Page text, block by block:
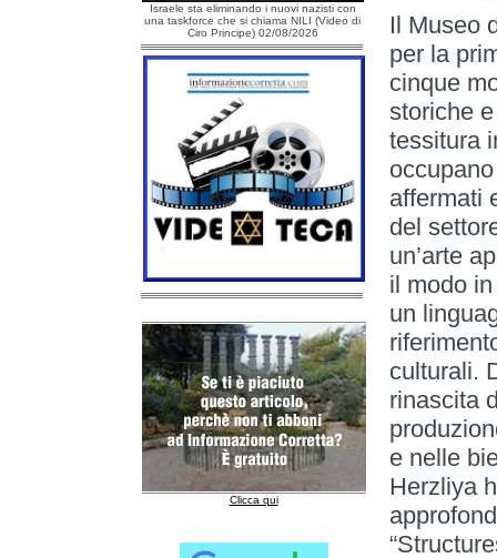
Israele sta eliminando i nuovi nazisti con
una taskforce che si chiama NILI (Video di
Ciro Principe) 02/08/2026
Clicca qui
Il Museo
per la
cinque
storiche
tessitura
affermati
del
un’arte
il modo
un
culturali.
rinascita
e nelle
Herzliya